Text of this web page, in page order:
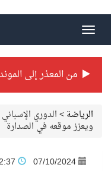
الرياضة>الدوري
ويعزز موقعه في الصدارة
07/10/2024